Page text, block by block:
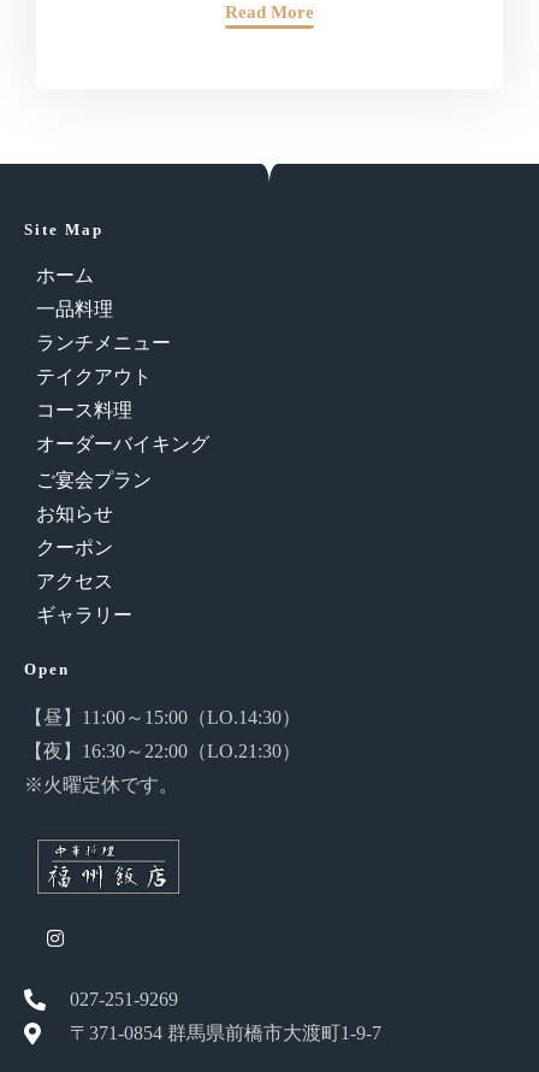
Read More
Site Map
ホーム
一品料理
ランチメニュー
テイクアウト
コース料理
オーダーバイキング
ご宴会プラン
お知らせ
クーポン
アクセス
ギャラリー
Open
【昼】11:00～15:00（LO.14:30）
【夜】16:30～22:00（LO.21:30）
※火曜定休です。
027-251-9269
〒371-0854 群馬県前橋市大渡町1-9-7